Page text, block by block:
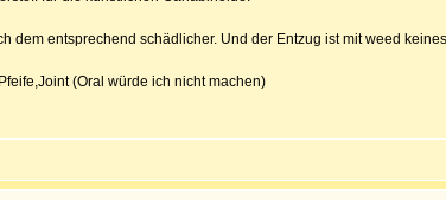
dem entsprechend schädlicher. Und der Entzug ist mit weed
(Oral würde ich nicht machen)